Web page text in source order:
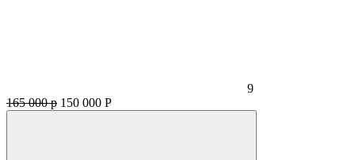
9
165 000 р 150 000 Р